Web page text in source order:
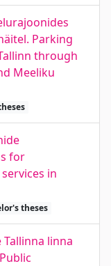
Parking
through
Meeliku
for
in
theses
linna